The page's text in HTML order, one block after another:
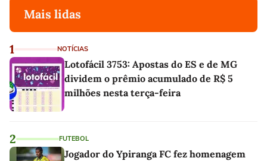
Mais lidas
1 NOTÍCIAS
Lotofácil 3753: Apostas do ES e de MG
dividem o prêmio acumulado de R$ 5
milhões nesta terça-feira
2 FUTEBOL
Jogador do Ypiranga FC fez homenagem